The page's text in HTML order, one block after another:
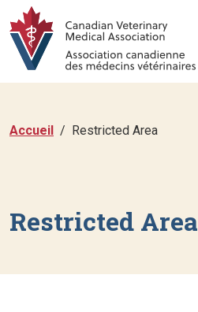
Accueil Restricted Area
Restricted Area